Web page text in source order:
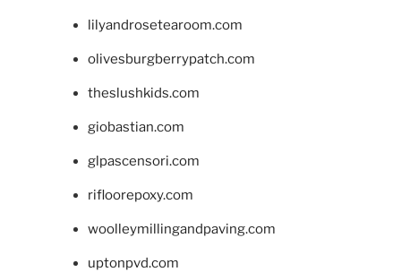
lilyandrosetearoom.com
olivesburgberrypatch.com
theslushkids.com
giobastian.com
glpascensori.com
rifloorepoxy.com
woolleymillingandpaving.com
uptonpvd.com